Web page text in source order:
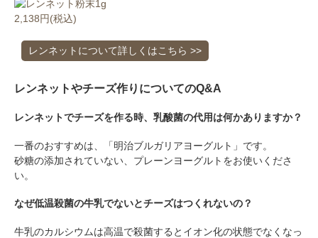
2,138円(税込)
レンネットについて詳しくはこちら >>
レンネットやチーズ作りについてのQ&A
レンネットでチーズを作る時、乳酸菌の代用は何かありますか？
一番のおすすめは、「明治ブルガリアヨーグルト」です。
砂糖の添加されていない、プレーンヨーグルトをお使いくださ
い。
なぜ低温殺菌の牛乳でないとチーズはつくれないの？
牛乳のカルシウムは高温で殺菌するとイオン化の状態でなくなっ